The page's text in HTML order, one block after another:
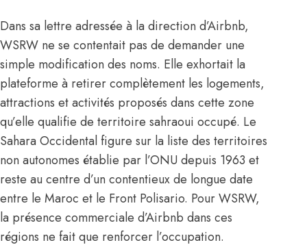
Dans sa lettre adressée à la direction d’Airbnb,
WSRW ne se contentait pas de demander une
simple modification des noms. Elle exhortait la
plateforme à retirer complètement les logements,
attractions et activités proposés dans cette zone
qu’elle qualifie de territoire sahraoui occupé. Le
Sahara Occidental figure sur la liste des territoires
non autonomes établie par l’ONU depuis 1963 et
reste au centre d’un contentieux de longue date
entre le Maroc et le Front Polisario. Pour WSRW,
la présence commerciale d’Airbnb dans ces
régions ne fait que renforcer l’occupation.